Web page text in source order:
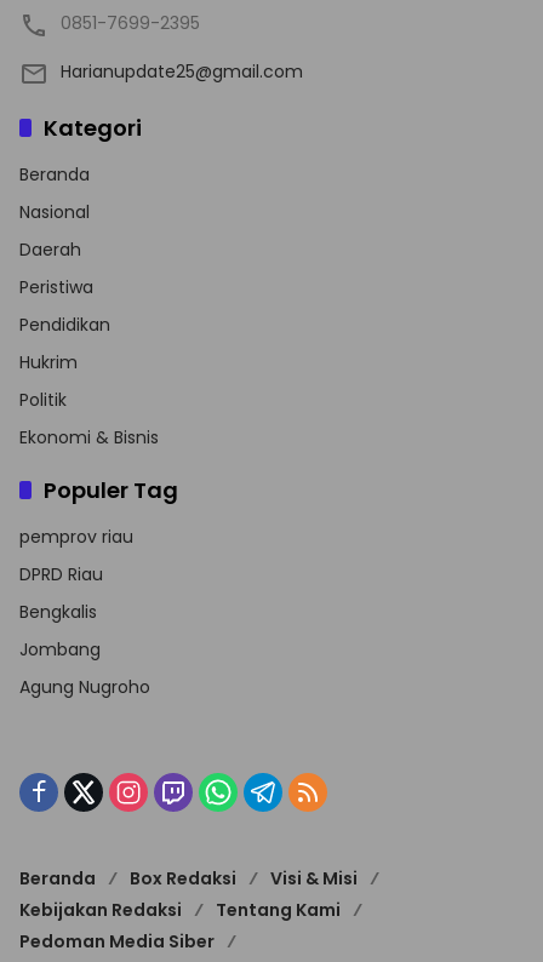
0851-7699-2395
Harianupdate25@gmail.com
Kategori
Beranda
Nasional
Daerah
Peristiwa
Pendidikan
Hukrim
Politik
Ekonomi & Bisnis
Populer Tag
pemprov riau
DPRD Riau
Bengkalis
Jombang
Agung Nugroho
Beranda Box Redaksi
Visi & Misi
Kebijakan Redaksi
Tentang Kami
Pedoman Media Siber